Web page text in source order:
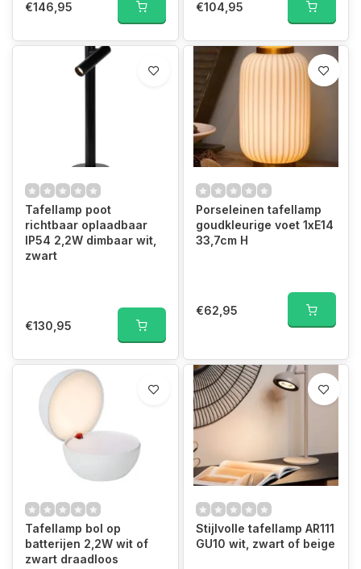
€146,95 €104,95
Tafellamp poot
richtbaar oplaadbaar
IP54 2,2W dimbaar wit,
zwart
€130,95
Porseleinen tafellamp
goudkleurige voet 1xE14
33,7cm H
€62,95
Tafellamp bol op
batterijen 2,2W wit of
zwart draadloos
Stijlvolle tafellamp AR111
GU10 wit, zwart of beige